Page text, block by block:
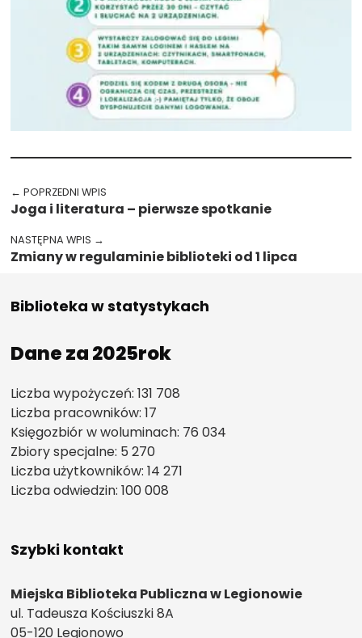
Przejdź spowrotem do głównego menu
Nawigacja wpisu
← POPRZEDNI WPIS
Joga i literatura – pierwsze spotkanie
NASTĘPNA WPIS →
Zmiany w regulaminie biblioteki od 1 lipca
Biblioteka w statystykach
Dane za 2025rok
Liczba wypożyczeń: 131 708
Liczba pracowników: 17
Księgozbiór w woluminach: 76 034
Zbiory specjalne: 5 270
Liczba użytkowników: 14 271
Liczba odwiedzin: 100 008
Szybki kontakt
Miejska Biblioteka Publiczna w Legionowie
ul. Tadeusza Kościuszki 8A
05-120 Legionowo